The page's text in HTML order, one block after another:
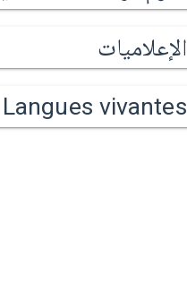
الإعلاميات
Langues vivantes